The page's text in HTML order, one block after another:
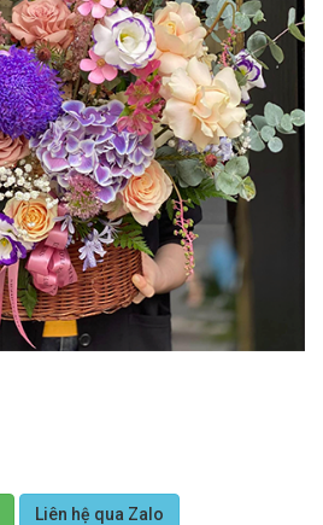
Liên hệ qua Zalo